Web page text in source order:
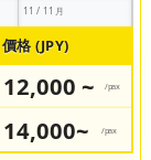
11 / 11月
價格 (JPY)
12,000 ~ /pax
14,000~ /pax